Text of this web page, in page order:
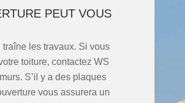
PEUT VOUS
traîne les travaux. Si vous
toiture, contactez WS
S’il y a des plaques
vous assurera un